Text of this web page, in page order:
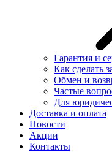
Гарантия и
Как сделать
Обмен и
Частые
Для
Доставка и оплата
Новости
Акции
Контакты